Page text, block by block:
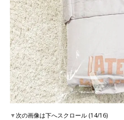
▼次の画像は下へスクロール (14/16)